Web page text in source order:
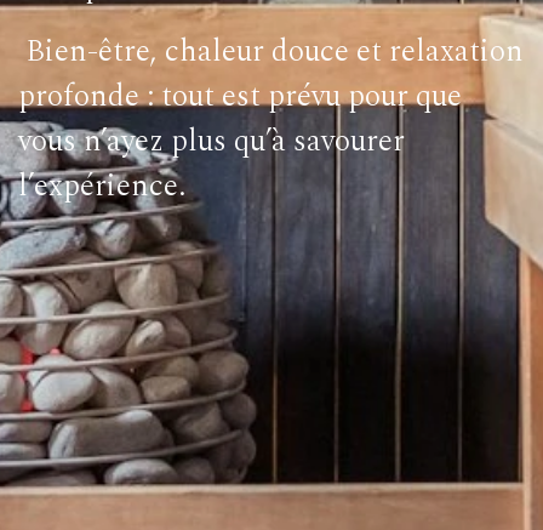
Bien-être, chaleur douce et relaxation
profonde : tout est prévu pour que
vous n’ayez plus qu’à savourer
l’expérience.